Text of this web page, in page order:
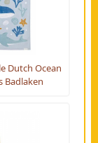
Dutch Ocean
Badlaken